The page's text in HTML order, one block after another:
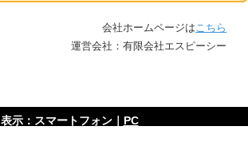
会社ホームページは こちら
運営会社：有限会社エスピーシー
表示：スマートフォン｜ PC